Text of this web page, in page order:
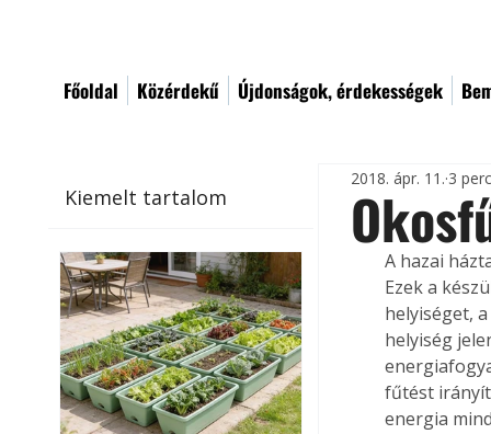
Főoldal Közérdekű Újdonságok, érdekességek
Kiemelt tartalom
2018. ápr. 11. 3
A hazai
Ezek a
helyiséget,
helyiség
fűtést
energia